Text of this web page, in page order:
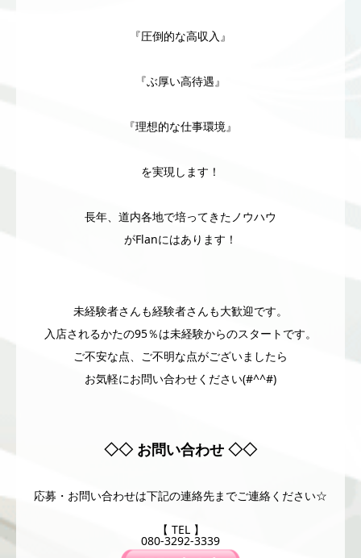
『圧倒的な高収入』
『ぶ厚い高待遇』
『理想的な仕事環境』
を実現します！
長年、道内各地で培ってきたノウハウ
がFlanにはあります！
未経験者さんも経験者さんも大歓迎です。
入店されるかたの95％は未経験からのスタートです。
ご不安な点、ご不明な点がございましたら
お気軽にお問い合わせください(#^^#)
◇◇ お問い合わせ ◇◇
応募・お問い合わせは下記の連絡先までご連絡ください☆
【 TEL 】
080-3292-3339